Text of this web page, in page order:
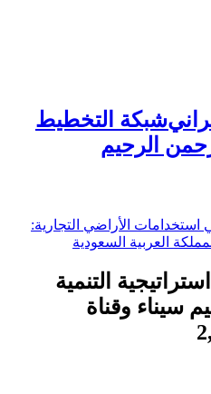
شبكة التخطيط
الرحيم
استخدامات الأراضي التجارية:
العربية السعودية
التنمية
سيناء وقناة